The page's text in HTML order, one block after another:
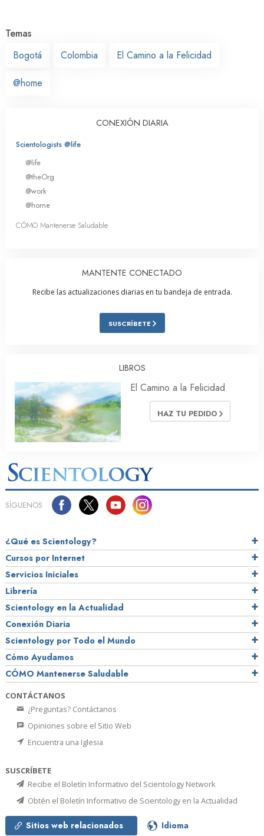
Temas
Bogotá
Colombia El Camino a la Felicidad
@home
CONEXIÓN DIARIA
Scientologists @life
@life
@theOrg
@work
@home
CÓMO Mantenerse Saludable
MANTENTE CONECTADO
Recibe las actualizaciones diarias en tu bandeja de entrada.
SUSCRÍBETE
LIBROS
El Camino a la Felicidad
HAZ TU PEDIDO
SÍGUENOS
¿Qué es Scientology?
Cursos por Internet
Servicios Iniciales
Librería
Scientology en la Actualidad
Conexión Diaria
Scientology por Todo el Mundo
Cómo Ayudamos
CÓMO Mantenerse Saludable
CONTÁCTANOS
¿Preguntas? Contáctanos
Opiniones sobre el Sitio Web
Encuentra una Iglesia
SUSCRÍBETE
Recibe el Boletín Informativo del Scientology Network
Obtén el Boletín Informativo de Scientology en la Actualidad
Sitios web relacionados Idioma